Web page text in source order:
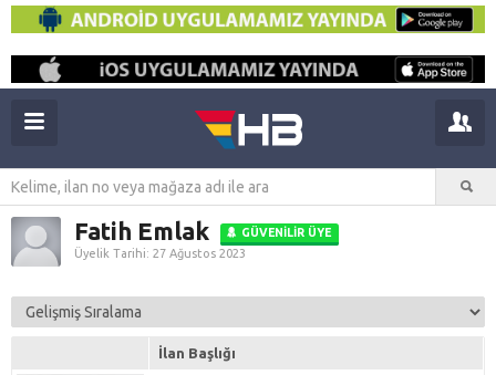
Fatih Emlak
GÜVENILIR ÜYE
Üyelik Tarihi: 27 Ağustos 2023
İlan Başlığı